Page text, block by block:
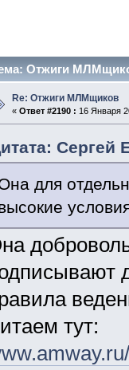
Отжиги
Re: Отжиги МЛМщиков
« Ответ #2190 : 16 Января
Сергей
для
тут: